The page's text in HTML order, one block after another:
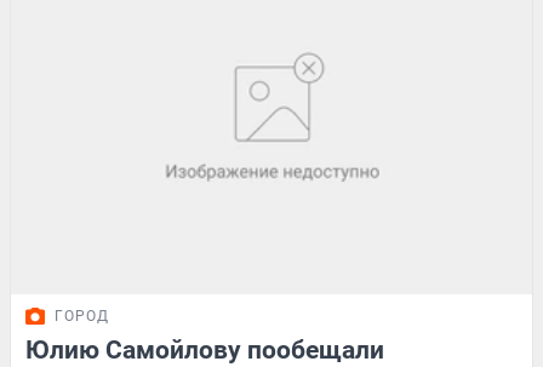
ГОРОД
Юлию Самойлову пообещали